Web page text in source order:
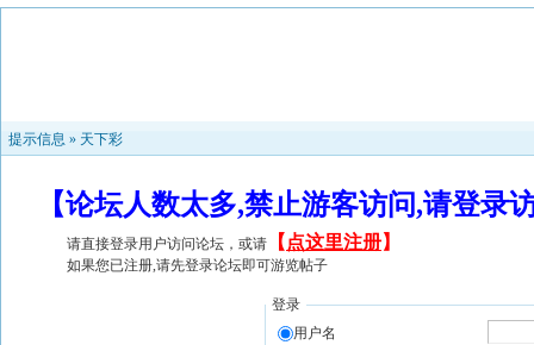
提示信息 » 天下彩
【论坛人数太多,禁止游客访问,请登
请直接登录用户访问论坛，或请 【 点这里注册】
如果您已注册,请先登录论坛即可游览帖子
登录
用户名